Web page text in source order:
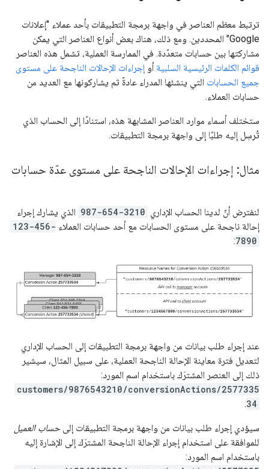
ترتبط معظم العناصر في واجهة برمجة التطبيقات بأحد عملاء "إعلانات
Google" المحددين. ومع ذلك، هناك بعض أنواع العناصر التي يمكن
مشاركتها بين حسابات متعدّدة. في الممارسة العملية، تشمل هذه العناصر
قوائم الكلمات الرئيسية السلبية أو إجراءات الإحالات الناجحة على مستوى
جميع الحسابات التي ينشئها المدراء عادةً ثم يشاركونها مع العديد من
حسابات العملاء.
ستختلف أسماء موارد العناصر المشابهة هذه، استنادًا إلى الحساب الذي
تُرسِل إليه طلبًا إلى واجهة برمجة التطبيقات.
مثال: إجراءات الإحالات الناجحة على مستوى عدّة حسابات
لنفترض أنّ لدينا الحساب الإداري 987-654-3210 الذي يشارك إجراء
إحالة ناجحة على مستوى الحسابات مع أحد حسابات العملاء 123-456-
7890
:
عند إجراء طلب بيانات من واجهة برمجة التطبيقات إلى الحساب الإداري
لتعديل فترة معاينة الإحالة الناجحة العملية، على سبيل المثال، سيشير
ذلك إلى العنصر المشترَك باستخدام اسم المورد:
customers/9876543210/conversionActions/2577335
34
.
سيؤدي إجراء طلب بيانات من واجهة برمجة التطبيقات إلى حساب العميل
للموافقة على استخدام إجراء الإحالة الناجحة المشترَك إلى الإشارة إليه
باستخدام اسم المورد: